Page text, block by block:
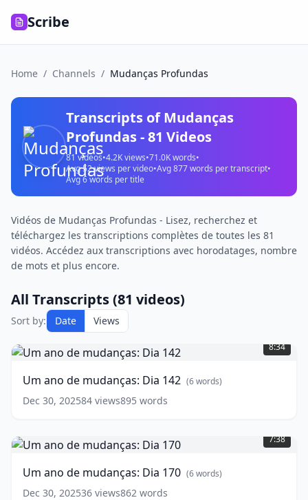
Scribe
Home / Channels / Mudanças Profundas
Transcripts ofMudanças
Profundas-81 Videos
81videos•4.2Kviews•71.0Kwords•
Avg52views per video•Avg877words per transcript•
Avg6words per title
Vidéos de Mudanças Profundas - Lisez, recherchez et
téléchargez les transcriptions complètes de toutes les 81
vidéos. Accédez aux transcriptions avec horodatages, nombre
de mots et plus encore.
All Transcripts (81 videos)
Sort by: Date Views
Um
ano
de
Dia
142 (6
8:34
Um ano de mudanças: Dia 142 (6words)
Dec 30, 202584 views895 words
ano
de
Dia
170 (6
7:38
Um ano de mudanças: Dia 170 (6words)
Dec 30, 202536 views862 words